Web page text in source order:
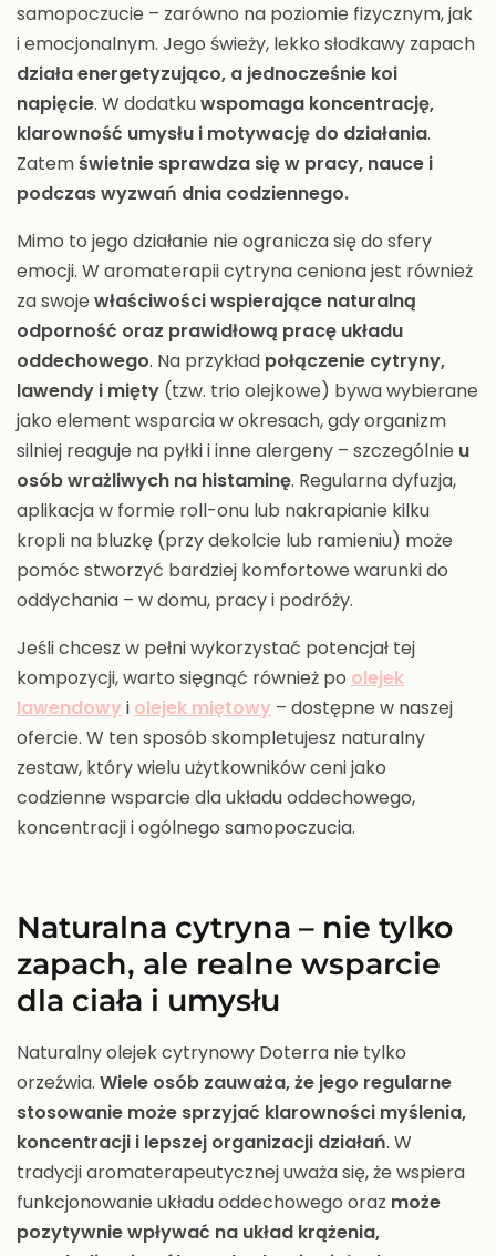
samopoczucie – zarówno na poziomie fizycznym, jak
i emocjonalnym. Jego świeży, lekko słodkawy zapach
działa energetyzująco, a jednocześnie koi
napięcie. W dodatkuwspomaga koncentrację,
klarowność umysłu i motywację do działania.
Zatemświetnie sprawdza się w pracy, nauce i
podczas wyzwań dnia codziennego.
Mimo to jego działanie nie ogranicza się do sfery
emocji. W aromaterapii cytryna ceniona jest również
za swoje właściwości wspierające naturalną
odporność oraz prawidłową pracę układu
oddechowego. Na przykład połączenie cytryny,
lawendy i mięty (tzw. trio olejkowe) bywa wybierane
jako element wsparcia w okresach, gdy organizm
silniej reaguje na pyłki i inne alergeny – szczególnie u
osób wrażliwych na histaminę. Regularna dyfuzja,
aplikacja w formie roll-onu lub nakrapianie kilku
kropli na bluzkę (przy dekolcie lub ramieniu) może
pomóc stworzyć bardziej komfortowe warunki do
oddychania – w domu, pracy i podróży.
Jeśli chcesz w pełni wykorzystać potencjał tej
kompozycji, warto sięgnąć również po olejek
lawendowy i olejek miętowy – dostępne w naszej
ofercie. W ten sposób skompletujesz naturalny
zestaw, który wielu użytkowników ceni jako
codzienne wsparcie dla układu oddechowego,
koncentracji i ogólnego samopoczucia.
Naturalna cytryna – nie tylko
zapach, ale realne wsparcie
dla ciała i umysłu
Naturalny olejek cytrynowy Doterra nie tylko
orzeźwia. Wiele osób zauważa, że jego regularne
stosowanie może sprzyjać klarowności myślenia,
koncentracji i lepszej organizacji działań. W
tradycji aromaterapeutycznej uważa się, że wspiera
funkcjonowanie układu oddechowego oraz może
pozytywnie wpływać na układ krążenia,